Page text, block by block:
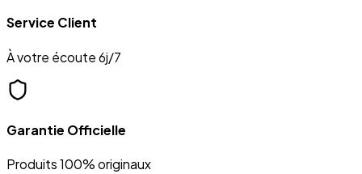
Service Client
À votre écoute 6j/7
Garantie Officielle
Produits 100% originaux